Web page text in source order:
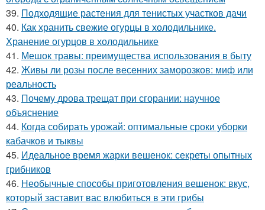
39. Подходящие растения для тенистых участков дачи
40. Как хранить свежие огурцы в холодильнике.
Хранение огурцов в холодильнике
41. Мешок травы: преимущества использования в быту
42. Живы ли розы после весенних заморозков: миф или
реальность
43. Почему дрова трещат при сгорании: научное
объяснение
44. Когда собирать урожай: оптимальные сроки уборки
кабачков и тыквы
45. Идеальное время жарки вешенок: секреты опытных
грибников
46. Необычные способы приготовления вешенок: вкус,
который заставит вас влюбиться в эти грибы